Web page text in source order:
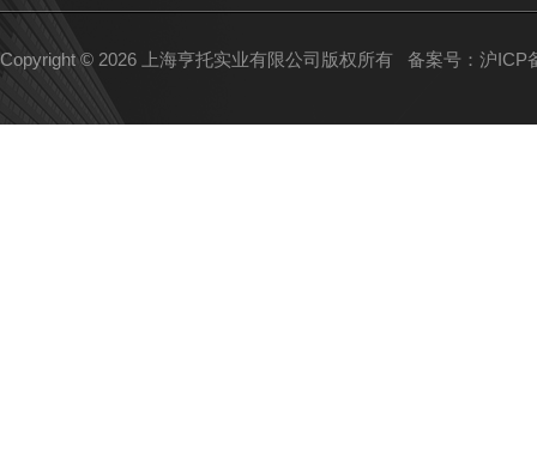
Copyright © 2026 上海亨托实业有限公司版权所有 备案号：沪ICP